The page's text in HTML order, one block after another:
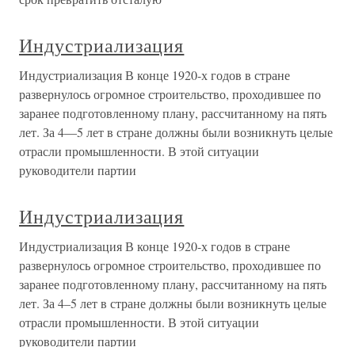
Индустриализация
Индустриализация В конце 1920-х годов в стране
развернулось огромное строительство, проходившее по
заранее подготовленному плану, рассчитанному на пять
лет. За 4—5 лет в стране должны были возникнуть целые
отрасли промышленности. В этой ситуации
руководители партии
Индустриализация
Индустриализация В конце 1920-х годов в стране
развернулось огромное строительство, проходившее по
заранее подготовленному плану, рассчитанному на пять
лет. За 4–5 лет в стране должны были возникнуть целые
отрасли промышленности. В этой ситуации
руководители партии